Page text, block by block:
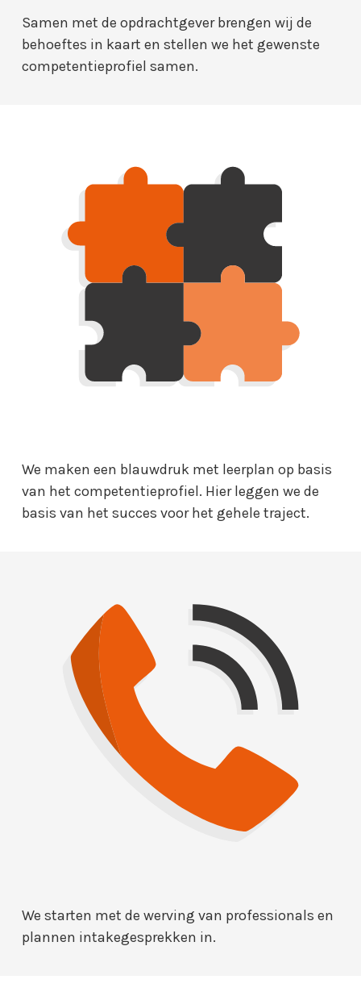
Samen met de opdrachtgever brengen wij de
behoeftes in kaart en stellen we het gewenste
competentieprofiel samen.
We maken een blauwdruk met leerplan op basis
van het competentieprofiel. Hier leggen we de
basis van het succes voor het gehele traject.
We starten met de werving van professionals en
plannen intakegesprekken in.